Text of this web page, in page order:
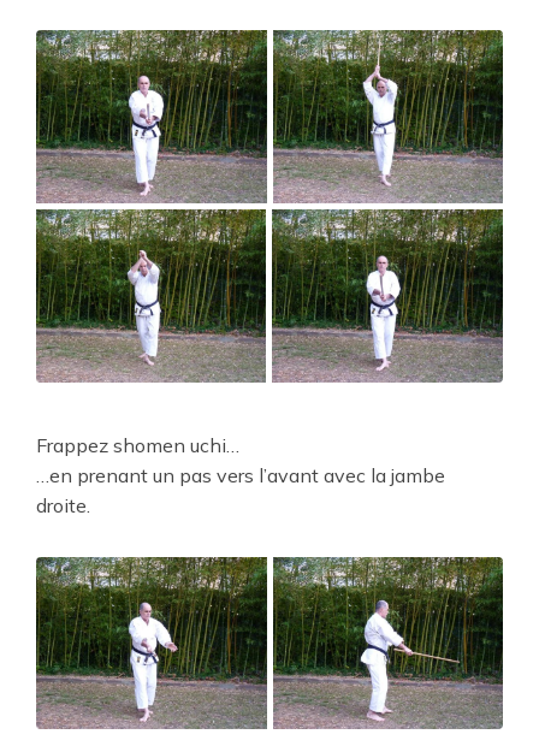
Frappez shomen uchi…
…en prenant un pas vers l’avant avec la jambe
droite.